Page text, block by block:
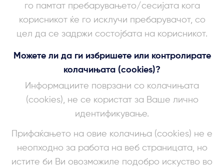
го памтат пребарувањето/сесијата кога
корисникот ќе го исклучи пребарувачот, со
цел да се задржи состојбата на корисникот.
Можете ли да ги избришете или контролирате
колачињата (cookies)?
Информациите поврзани со колачињата
(cookies), не се користат за Ваше лично
идентификување.
Прифаќањето на овие колачиња (cookies) не е
неопходно за работа на веб страницата, но
истите би Ви овозможиле подобро искуство во